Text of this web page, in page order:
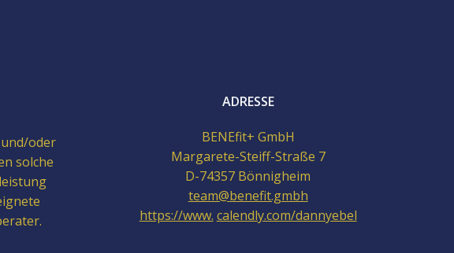
oder
solche
ADRESSE
BENEfit+ GmbH
Margarete-Steiff-Straße 7
D-74357 Bönnigheim
team@benefit.gmbh
https://www. calendly.com/dannyebel